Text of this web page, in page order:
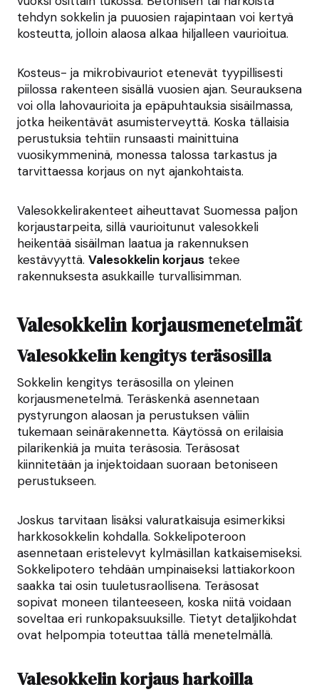
tehdyn sokkelin ja puuosien rajapintaan voi kertyä
kosteutta, jolloin alaosa alkaa hiljalleen vaurioitua.
Kosteus- ja mikrobivauriot etenevät tyypillisesti
piilossa rakenteen sisällä vuosien ajan. Seurauksena
voi olla lahovaurioita ja epäpuhtauksia sisäilmassa,
jotka heikentävät asumisterveyttä. Koska tällaisia
perustuksia tehtiin runsaasti mainittuina
vuosikymmeninä, monessa talossa tarkastus ja
tarvittaessa korjaus on nyt ajankohtaista.
Valesokkelirakenteet aiheuttavat Suomessa paljon
korjaustarpeita, sillä vaurioitunut valesokkeli
heikentää sisäilman laatua ja rakennuksen
kestävyyttä. Valesokkelin korjaus tekee
rakennuksesta asukkaille turvallisimman.
Valesokkelin korjausmenetelmät
Valesokkelin kengitys teräsosilla
Sokkelin kengitys teräsosilla on yleinen
korjausmenetelmä. Teräskenkä asennetaan
pystyrungon alaosan ja perustuksen väliin
tukemaan seinärakennetta. Käytössä on erilaisia
pilarikenkiä ja muita teräsosia. Teräsosat
kiinnitetään ja injektoidaan suoraan betoniseen
perustukseen.
Joskus tarvitaan lisäksi valuratkaisuja esimerkiksi
harkkosokkelin kohdalla. Sokkelipoteroon
asennetaan eristelevyt kylmäsillan katkaisemiseksi.
Sokkelipotero tehdään umpinaiseksi lattiakorkoon
saakka tai osin tuuletusraollisena. Teräsosat
sopivat moneen tilanteeseen, koska niitä voidaan
soveltaa eri runkopaksuuksille. Tietyt detaljikohdat
ovat helpompia toteuttaa tällä menetelmällä.
Valesokkelin korjaus harkoilla